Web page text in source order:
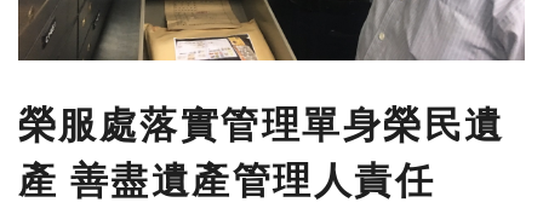
榮服處落實管理單身榮民遺
產 善盡遺產管理人責任